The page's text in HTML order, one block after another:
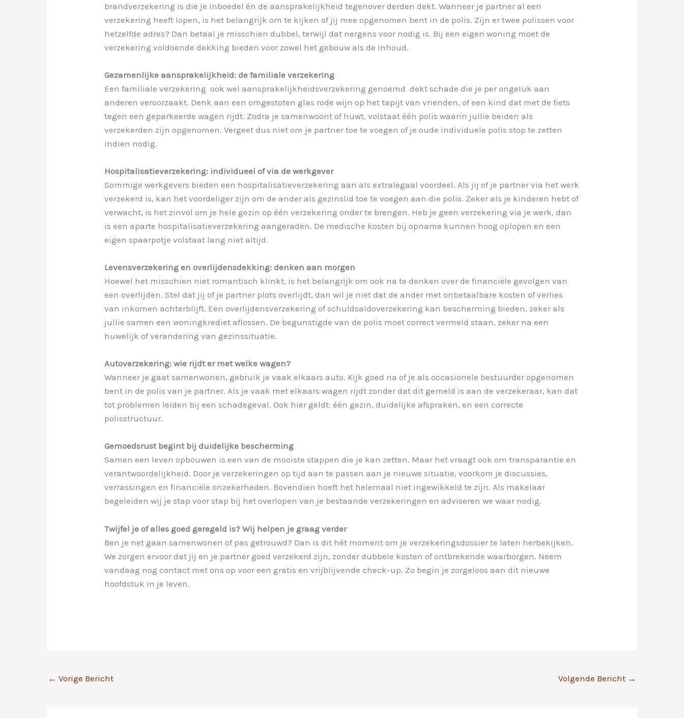
brandverzekering is die je inboedel én de aansprakelijkheid tegenover derden dekt. Wanneer je partner al een
verzekering heeft lopen, is het belangrijk om te kijken of jij mee opgenomen bent in de polis. Zijn er twee polissen voor
hetzelfde adres? Dan betaal je misschien dubbel, terwijl dat nergens voor nodig is. Bij een eigen woning moet de
verzekering voldoende dekking bieden voor zowel het gebouw als de inhoud.
Gezamenlijke aansprakelijkheid: de familiale verzekering
Een familiale verzekering  ook wel aansprakelijkheidsverzekering genoemd  dekt schade die je per ongeluk aan
anderen veroorzaakt. Denk aan een omgestoten glas rode wijn op het tapijt van vrienden, of een kind dat met de fiets
tegen een geparkeerde wagen rijdt. Zodra je samenwoont of huwt, volstaat één polis waarin jullie beiden als
verzekerden zijn opgenomen. Vergeet dus niet om je partner toe te voegen of je oude individuele polis stop te zetten
indien nodig.
Hospitalisatieverzekering: individueel of via de werkgever
Sommige werkgevers bieden een hospitalisatieverzekering aan als extralegaal voordeel. Als jij of je partner via het werk
verzekerd is, kan het voordeliger zijn om de ander als gezinslid toe te voegen aan die polis. Zeker als je kinderen hebt of
verwacht, is het zinvol om je hele gezin op één verzekering onder te brengen. Heb je geen verzekering via je werk, dan
is een aparte hospitalisatieverzekering aangeraden. De medische kosten bij opname kunnen hoog oplopen en een
eigen spaarpotje volstaat lang niet altijd.
Levensverzekering en overlijdensdekking: denken aan morgen
Hoewel het misschien niet romantisch klinkt, is het belangrijk om ook na te denken over de financiële gevolgen van
een overlijden. Stel dat jij of je partner plots overlijdt, dan wil je niet dat de ander met onbetaalbare kosten of verlies
van inkomen achterblijft. Een overlijdensverzekering of schuldsaldoverzekering kan bescherming bieden, zeker als
jullie samen een woningkrediet aflossen. De begunstigde van de polis moet correct vermeld staan, zeker na een
huwelijk of verandering van gezinssituatie.
Autoverzekering: wie rijdt er met welke wagen?
Wanneer je gaat samenwonen, gebruik je vaak elkaars auto. Kijk goed na of je als occasionele bestuurder opgenomen
bent in de polis van je partner. Als je vaak met elkaars wagen rijdt zonder dat dit gemeld is aan de verzekeraar, kan dat
tot problemen leiden bij een schadegeval. Ook hier geldt: één gezin, duidelijke afspraken, en een correcte
polisstructuur.
Gemoedsrust begint bij duidelijke bescherming
Samen een leven opbouwen is een van de mooiste stappen die je kan zetten. Maar het vraagt ook om transparantie en
verantwoordelijkheid. Door je verzekeringen op tijd aan te passen aan je nieuwe situatie, voorkom je discussies,
verrassingen en financiële onzekerheden. Bovendien hoeft het helemaal niet ingewikkeld te zijn. Als makelaar
begeleiden wij je stap voor stap bij het overlopen van je bestaande verzekeringen en adviseren we waar nodig.
Twijfel je of alles goed geregeld is? Wij helpen je graag verder
Ben je net gaan samenwonen of pas getrouwd? Dan is dit hét moment om je verzekeringsdossier te laten herbekijken.
We zorgen ervoor dat jij en je partner goed verzekerd zijn, zonder dubbele kosten of ontbrekende waarborgen. Neem
vandaag nog contact met ons op voor een gratis en vrijblijvende check-up. Zo begin je zorgeloos aan dit nieuwe
hoofdstuk in je leven.
← Vorige Bericht Volgende Bericht →